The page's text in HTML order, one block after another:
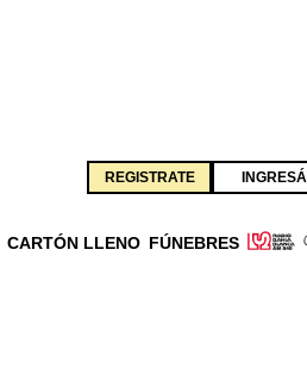
REGISTRATE INGRESÁ
CARTÓN LLENO FÚNEBRES